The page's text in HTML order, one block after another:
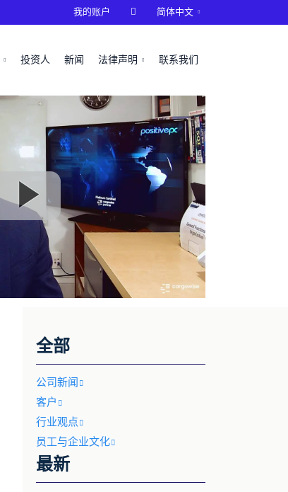
投资人 新闻 法律声明 联系我们
我的账户  简体中文
全部
公司新闻
客户
行业观点
员工与企业文化
最新